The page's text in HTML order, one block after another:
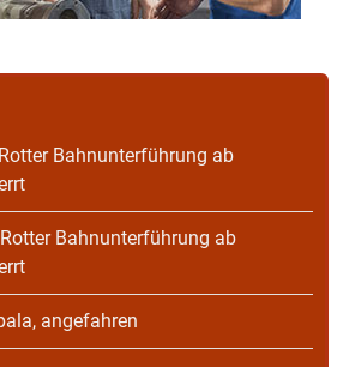
Rotter Bahnunterführung ab
Rotter Bahnunterführung ab
angefahren